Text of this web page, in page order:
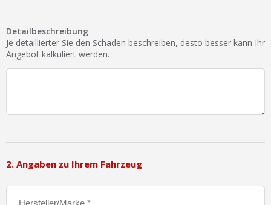
Detailbeschreibung
Je detaillierter Sie den Schaden beschreiben, desto besser kann Ihr
Angebot kalkuliert werden.
2. Angaben zu Ihrem Fahrzeug